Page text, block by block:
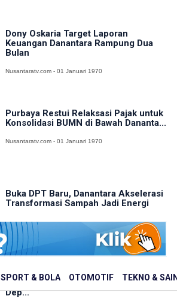
SPORT & BOLA OTOMOTIF TEKNO &
Dony Oskaria Target Laporan
Keuangan Danantara Rampung Dua
Bulan
Nusantaratv.com - 01 Januari 1970
Purbaya Restui Relaksasi Pajak untuk
Konsolidasi BUMN di Bawah Dananta...
Nusantaratv.com - 01 Januari 1970
Buka DPT Baru, Danantara Akselerasi
Transformasi Sampah Jadi Energi
Nusantaratv.com - 01 Januari 1970
BP BUMN dan Danantara Perkuat Arah
Transformasi BUMN Lima Tahun ke
Dep...